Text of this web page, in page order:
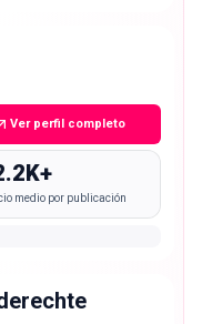
Ver perfil completo
medio por publicación